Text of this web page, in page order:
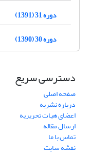
دوره 31 (1391)
دوره 30 (1390)
دسترسی سریع
صفحه اصلی
درباره نشریه
اعضای هیات تحریریه
ارسال مقاله
تماس با ما
نقشه سایت